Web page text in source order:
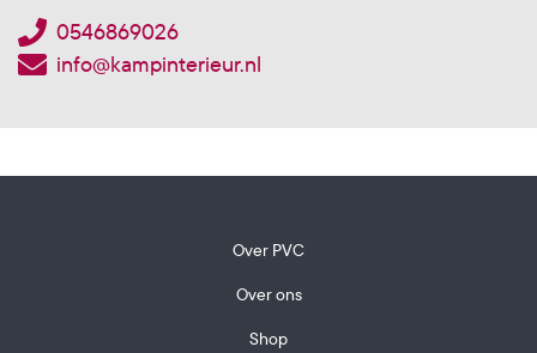
0546869026
info@kampinterieur.nl
Over PVC
Over ons
Shop